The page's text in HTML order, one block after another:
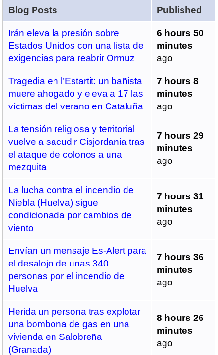
Blog Posts Published
Irán eleva la presión sobre
Estados Unidos con una lista de
exigencias para reabrir Ormuz
6 hours 50
minutes
ago
Tragedia en l’Estartit: un bañista
muere ahogado y eleva a 17 las
víctimas del verano en Cataluña
7 hours 8
minutes
ago
La tensión religiosa y territorial
vuelve a sacudir Cisjordania tras
el ataque de colonos a una
mezquita
7 hours 29
minutes
ago
La lucha contra el incendio de
Niebla (Huelva) sigue
condicionada por cambios de
viento
7 hours 31
minutes
ago
Envían un mensaje Es-Alert para
el desalojo de unas 340
personas por el incendio de
Huelva
7 hours 36
minutes
ago
Herida un persona tras explotar
una bombona de gas en una
vivienda en Salobreña
(Granada)
8 hours 26
minutes
ago